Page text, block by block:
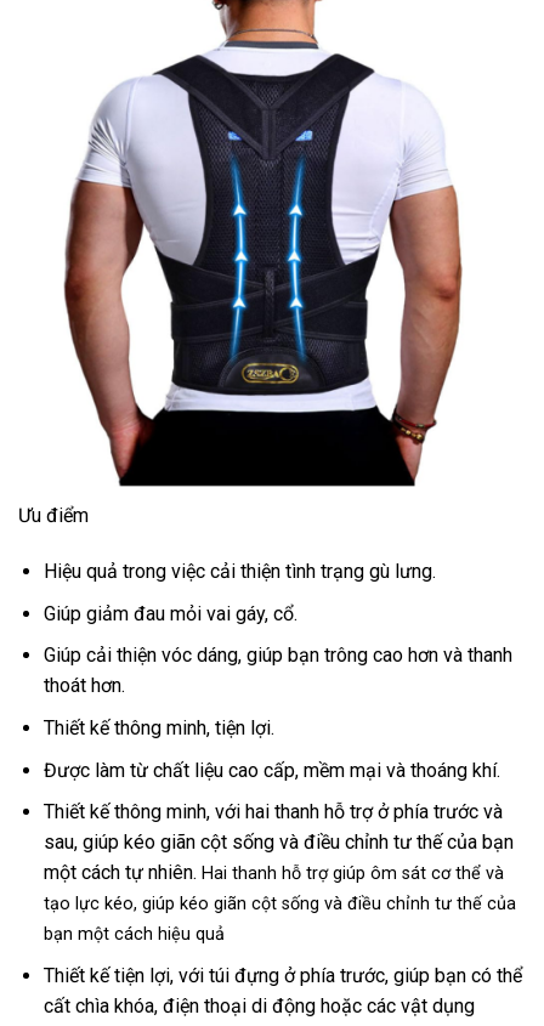
Ưu điểm
Hiệu quả trong việc cải thiện tình trạng gù lưng.
Giúp giảm đau mỏi vai gáy, cổ.
Giúp cải thiện vóc dáng, giúp bạn trông cao hơn và thanh
thoát hơn.
Thiết kế thông minh, tiện lợi.
Được làm từ chất liệu cao cấp, mềm mại và thoáng khí.
Thiết kế thông minh, với hai thanh hỗ trợ ở phía trước và
sau, giúp kéo giãn cột sống và điều chỉnh tư thế của bạn
một cách tự nhiên. Hai thanh hỗ trợ giúp ôm sát cơ thể và
tạo lực kéo, giúp kéo giãn cột sống và điều chỉnh tư thế của
bạn một cách hiệu quả
Thiết kế tiện lợi, với túi đựng ở phía trước, giúp bạn có thể
cất chìa khóa, điện thoại di động hoặc các vật dụng